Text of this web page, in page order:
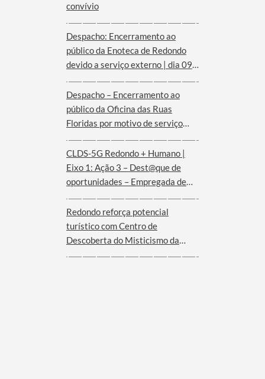
convívio
Despacho: Encerramento ao
público da Enoteca de Redondo
devido a serviço externo | dia 09
Despacho – Encerramento ao
público da Oficina das Ruas
Floridas por motivo de serviço
CLDS-5G Redondo + Humano |
Eixo 1: Ação 3 – Dest@que de
oportunidades – Empregada de
Paulo – Serra d´Ossa)
Redondo reforça potencial
turístico com Centro de
Descoberta do Misticismo da
Serra d´Ossa